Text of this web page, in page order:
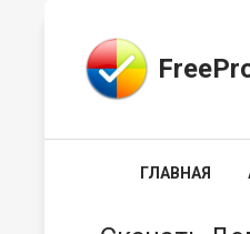
ГЛАВНАЯ